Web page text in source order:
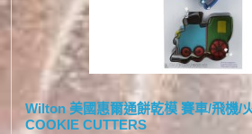
Wilton 美國惠爾通餅乾模 賽車/飛機/
COOKIE CUTTERS